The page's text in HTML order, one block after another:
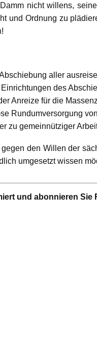
nicht willens,
und Ordnung zu
aller
des
Anreize für die
Rundumversorgung
zu gemeinnütziger
den Willen der
umgesetzt wissen
und abonnieren Sie